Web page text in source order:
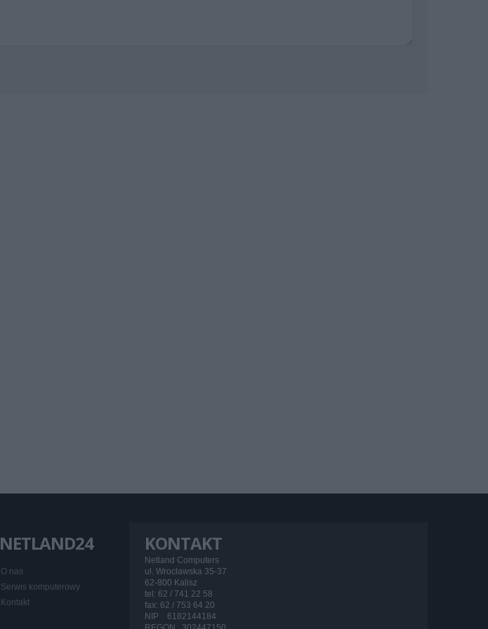
KONTAKT
Netland Computers
ul. Wrocławska 35-37
62-800 Kalisz
tel: 62 / 741 22 58
fax: 62 / 753 64 20
NIP 6182144184
NETLAND24
O nas
Serwis komputerowy
Kontakt